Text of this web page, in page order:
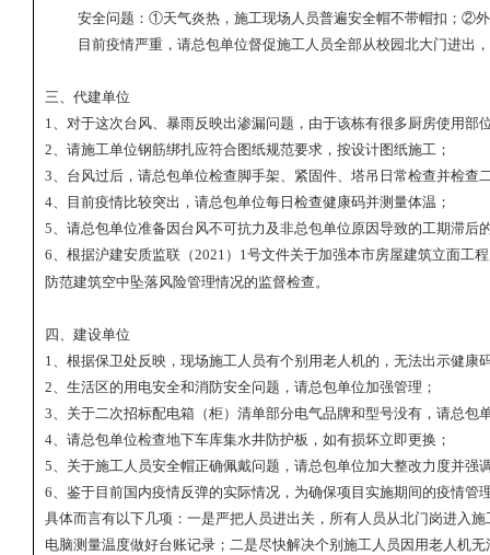
安全问题：①天气炎热，施工现场人员普遍安全帽不带帽扣；②
目前疫情严重，请总包单位督促施工人员全部从校园北大门进出
三、代建单位
1
、对于这次台风、暴雨反映出渗漏问题，由于该栋有很多厨房使用
2 、请施工单位钢筋绑扎应符合图纸规范要求，按设计图纸施工；
3 、台风过后，请总包单位检查脚手架、紧固件、塔吊日常检查并检查
4 、目前疫情比较突出，请总包单位每日检查健康码并测量体温；
5 、请总包单位准备因台风不可抗力及非总包单位原因导致的工期滞后
6 、根据沪建安质监联（2021 ） 1 号文件关于加强本市房屋建筑立面工
防范建筑空中坠落风险管理情况的监督检查。
四、建设单位
1
、根据保卫处反映，现场施工人员有个别用老人机的，无法出示健
2 、生活区的用电安全和消防安全问题，请总包单位加强管理；
3 、关于二次招标配电箱（柜）清单部分电气品牌和型号没有，请总
4 、请总包单位检查地下车库集水井防护板，如有损坏立即更换；
5 、关于施工人员安全帽正确佩戴问题，请总包单位加大整改力度并强
6 、鉴于目前国内疫情反弹的实际情况，为确保项目实施期间的疫情
具体而言有以下几项：一是严把人员进出关，所有人员从北门岗进入
电脑测量温度做好台账记录；二是尽快解决个别施工人员因用老人机